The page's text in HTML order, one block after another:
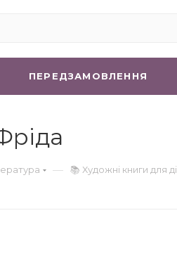
ПЕРЕДЗАМОВЛЕННЯ
— 📚 Художні книги для